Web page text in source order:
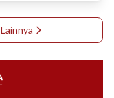
Lainnya